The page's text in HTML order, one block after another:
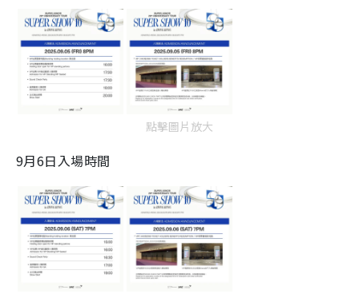
點擊圖片放大
9月6日入場時間